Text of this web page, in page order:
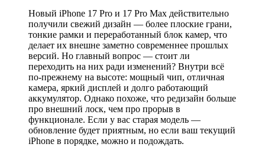
Новый iPhone 17 Pro и 17 Pro Max действительно
получили свежий дизайн — более плоские грани,
тонкие рамки и переработанный блок камер, что
делает их внешне заметно современнее прошлых
версий. Но главный вопрос — стоит ли
переходить на них ради изменений? Внутри всё
по-прежнему на высоте: мощный чип, отличная
камера, яркий дисплей и долго работающий
аккумулятор. Однако похоже, что редизайн больше
про внешний лоск, чем про прорыв в
функционале. Если у вас старая модель —
обновление будет приятным, но если ваш текущий
iPhone в порядке, можно и подождать.